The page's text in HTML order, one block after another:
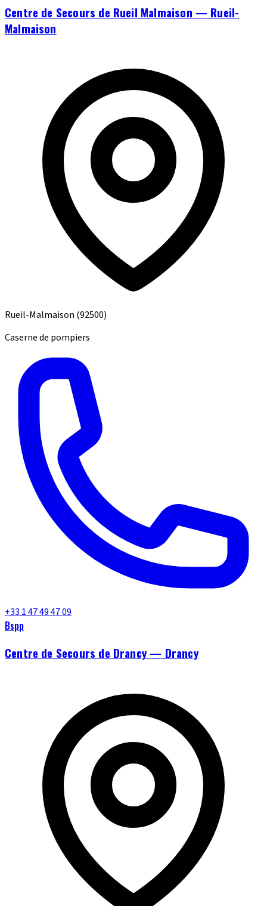
Centre de Secours de Rueil Malmaison — Rueil-
Malmaison
Rueil-Malmaison (92500)
Caserne de pompiers
+33 1 47 49 47 09
Bspp
Centre de Secours de Drancy — Drancy